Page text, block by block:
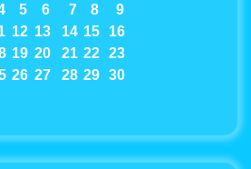
5 6 7 8
9
12 13 14 15
16
19 20 21 22
23
26 27 28 29
30